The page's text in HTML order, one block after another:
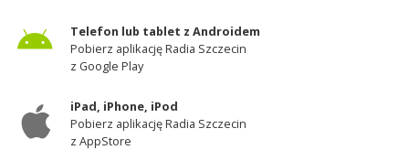
Telefon lub tablet z Androidem
Pobierz aplikację Radia Szczecin
z Google Play
iPad, iPhone, iPod
Pobierz aplikację Radia Szczecin
z AppStore